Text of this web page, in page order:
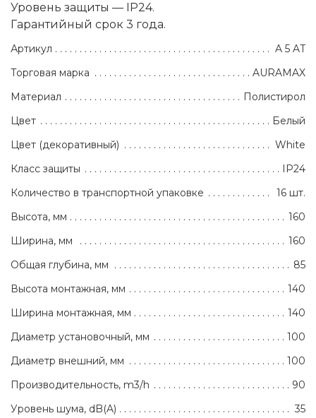
Уровень защиты — IP24.
Гарантийный срок 3 года.
Артикул
A 5 AT
Торговая марка
AURAMAX
Материал
Полистирол
Цвет
Белый
Цвет (декоративный)
White
Класс защиты
IP24
Количество в транспортной упаковке
16 шт.
Высота, мм
160
Ширина, мм
160
Общая глубина, мм
85
Высота монтажная, мм
140
Ширина монтажная, мм
140
Диаметр установочный, мм
100
Диаметр внешний, мм
100
Производительность, m3/h
90
Уровень шума, dB(A)
35